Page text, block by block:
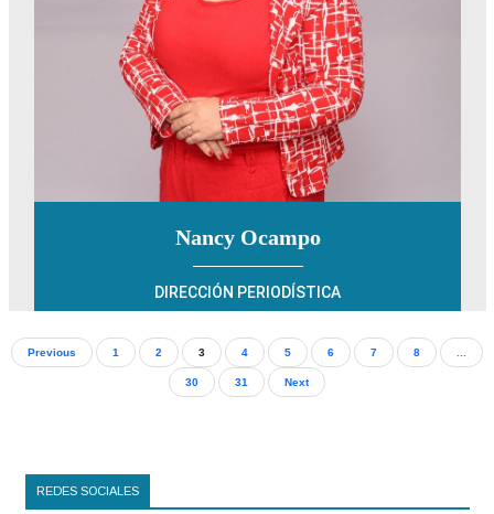
Previous 1 2 3 4 5 6 7 8 ...
30 31 Next
REDES SOCIALES